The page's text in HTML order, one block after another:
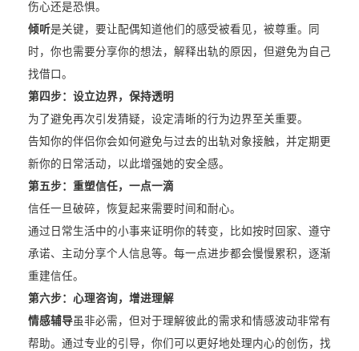
伤心还是恐惧。
倾听是关键，要让配偶知道他们的感受被看见，被尊重。同
时，你也需要分享你的想法，解释出轨的原因，但避免为自己
找借口。
第四步： 设立边界，保持透明
为了避免再次引发猜疑，设定清晰的行为边界至关重要。
告知你的伴侣你会如何避免与过去的出轨对象接触，并定期更
新你的日常活动，以此增强她的安全感。
第五步： 重塑信任，一点一滴
信任一旦破碎，恢复起来需要时间和耐心。
通过日常生活中的小事来证明你的转变，比如按时回家、遵守
承诺、主动分享个人信息等。每一点进步都会慢慢累积，逐渐
重建信任。
第六步： 心理咨询，增进理解
情感辅导虽非必需，但对于理解彼此的需求和情感波动非常有
帮助。通过专业的引导，你们可以更好地处理内心的创伤，找